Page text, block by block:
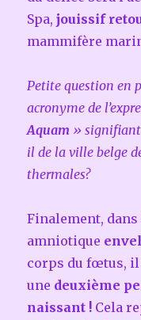
Spa,jouissif
mammifère
Petite question en
acronyme de
Aquam » signifiant
il de la ville belge
thermales?
Finalement,
amniotique
corps du fœtus, il
une deuxième
naissant ! Cela